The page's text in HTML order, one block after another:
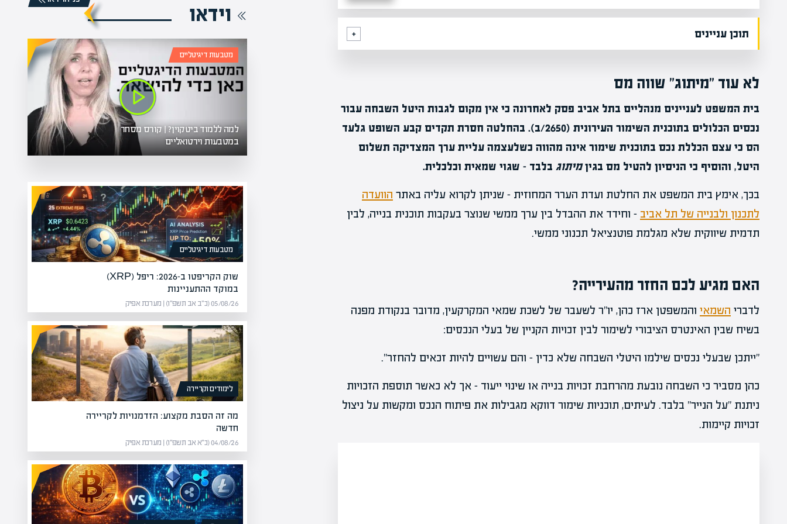
תוכן עניינים
לא עוד "מיתוג" שווה מס
בית המשפט לעניינים מנהליים בתל אביב פסק לאחרונה כי אין מקום לגבות היטל השבחה עבור
נכסים הכלולים בתוכנית השימור העירונית (2650/ב). בהחלטה חסרת תקדים קבע השופט גלעד
הס כי עצם הכללת נכס בתוכנית שימור אינה מהווה כשלעצמה עליית ערך המצדיקה תשלום
היטל, והוסיף כי הניסיון להטיל מס בגיןמיתוג בלבד – שגוי שמאית וכלכלית.
בכך, אימץ בית המשפט את החלטת ועדת הערר המחוזית – שניתן לקרוא עליה באתר הוועדה
לתכנון ולבנייה של תל אביב – וחידד את ההבדל בין ערך ממשי שנוצר בעקבות תוכנית בנייה, לבין
תדמית שיווקית שלא מגלמת פוטנציאל תכנוני ממשי.
האם מגיע לכם החזר מהעירייה?
לדברי השמאי והמשפטן ארז כהן, יו"ר לשעבר של לשכת שמאי המקרקעין, מדובר בנקודת מפנה
בשיח שבין האינטרס הציבורי לשימור לבין זכויות הקניין של בעלי הנכסים:
"ייתכן שבעלי נכסים שילמו היטלי השבחה שלא כדין – והם עשויים להיות זכאים להחזר".
כהן מסביר כי השבחה נובעת מהרחבת זכויות בנייה או שינוי ייעוד – אך לא כאשר תוספת הזכויות
ניתנת "על הנייר" בלבד. לעיתים, תוכניות שימור דווקא מגבילות את פיתוח הנכס ומקשות על ניצול
זכויות קיימות.
וידאו
מטבעות דיגיטליים
למה ללמוד ביטקוין? | קורס מסחר
במטבעות וירטואליים
מטבעות דיגיטליים
שוק הקריפטו ב-2026: ריפל (XRP)
במוקד ההתעניינות
05/08/26 (כ״ב אב תשפ״ו) | מערכת אפיק
לימודים וקריירה
מה זה הסבת מקצוע: הזדמנויות לקריירה
חדשה
04/08/26 (כ״א אב תשפ״ו) | מערכת אפיק